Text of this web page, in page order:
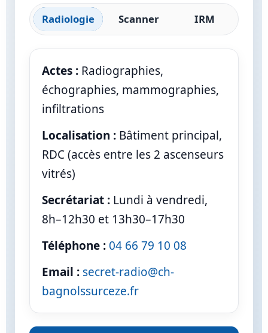
Radiologie Scanner IRM
Actes : Radiographies,
échographies, mammographies,
infiltrations
Localisation : Bâtiment principal,
RDC (accès entre les 2 ascenseurs
vitrés)
Secrétariat : Lundi à vendredi,
8h–12h30 et 13h30–17h30
Téléphone : 04 66 79 10 08
Email : secret-radio@ch-
bagnolssurceze.fr